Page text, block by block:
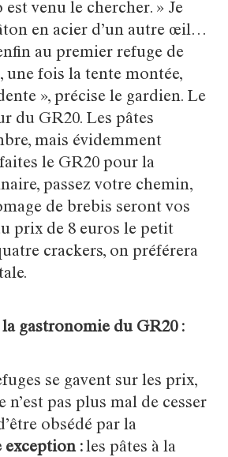
est venu le chercher. » Je
en acier d’un autre œil…
au premier refuge de
une fois la tente montée,
», précise le gardien. Le
du GR20. Les pâtes
mais évidemment
le GR20 pour la
passez votre chemin,
de brebis seront vos
prix de 8 euros le petit
crackers, on préférera
gastronomie du GR20 :
se gavent sur les prix,
n’est pas plus mal de cesser
obsédé par la
exception : les pâtes à la